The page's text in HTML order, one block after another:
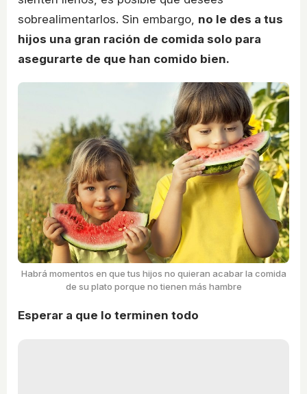
sobrealimentarlos. Sin embargo, no le des a tus
hijos una gran ración de comida solo para
asegurarte de que han comido bien.
Habrá momentos en que tus hijos no quieran acabar la comida
de su plato porque no tienen más hambre
Esperar a que lo terminen todo